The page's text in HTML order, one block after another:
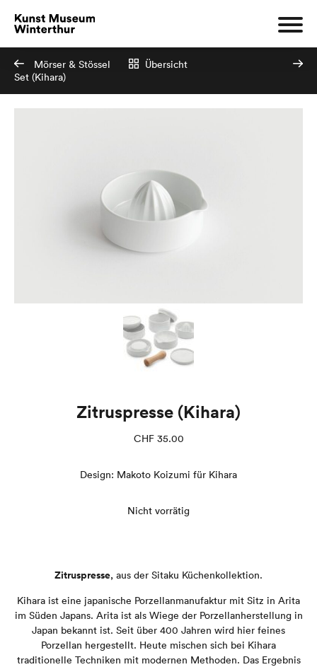
Mörser & Stössel
Set (Kihara)
Übersicht
Zitruspresse (Kihara)
CHF35.00
Design: Makoto Koizumi für Kihara
Nicht vorrätig
Zitruspresse, aus der Sitaku Küchenkollektion.
Kihara ist eine japanische Porzellanmanufaktur mit Sitz in Arita
im Süden Japans. Arita ist als Wiege der Porzellanherstellung in
Japan bekannt ist. Seit über 400 Jahren wird hier feines
Porzellan hergestellt. Heute mischen sich bei Kihara
traditionelle Techniken mit modernen Methoden. Das Ergebnis